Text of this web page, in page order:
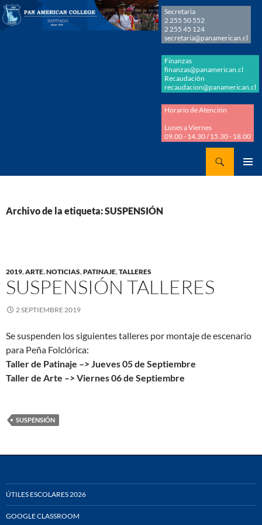
Secretaria
2 255 50 552
2 255 45 124
secretaria@panamerican.cl
Finanzas
finanzas@panamerican.cl
Recaudación
recaudacion@panamerican.cl
Horario de Atención
Lunes a Viernes
09.00 - 14.30 / 15.30 - 18.00
Archivo de la etiqueta: SUSPENSIÓN
2019,ARTE,NOTICIAS,PATINAJE,TALLERES
SUSPENSIÓN TALLERES
2 SEPTIEMBRE 2019
Se suspenden los siguientes talleres por montaje de escenario
para Peña Folclórica:
Taller de Patinaje –> Jueves 05 de Septiembre
Taller de Arte –> Viernes 06 de Septiembre
SUSPENSIÓN
ÚTILES ESCOLARES 2026
GOOGLE CLASSROOM